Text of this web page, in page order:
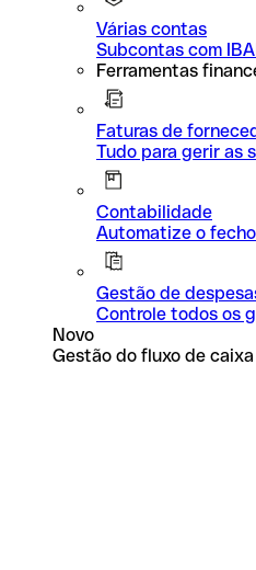
Várias contas
Subcontas com
Ferramentas
Faturas de
Tudo para gerir as
Contabilidade
Automatize o
Gestão de
Controle todos os
Novo
Gestão do fluxo de caixa